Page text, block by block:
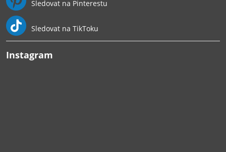
Sledovat na Pinterestu
Sledovat na TikToku
Instagram